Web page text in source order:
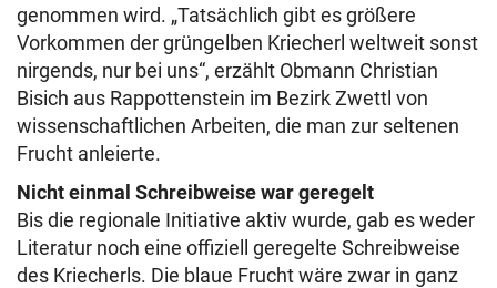
genommen wird. „Tatsächlich gibt es größere
Vorkommen der grüngelben Kriecherl weltweit sonst
nirgends, nur bei uns“, erzählt Obmann Christian
Bisich aus Rappottenstein im Bezirk Zwettl von
wissenschaftlichen Arbeiten, die man zur seltenen
Frucht anleierte.
Nicht einmal Schreibweise war geregelt
Bis die regionale Initiative aktiv wurde, gab es weder
Literatur noch eine offiziell geregelte Schreibweise
des Kriecherls. Die blaue Frucht wäre zwar in ganz